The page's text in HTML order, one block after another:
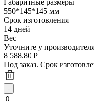
Габаритные размеры
550*145*145 мм
Срок изготовления
14 дней.
Вес
Уточните у производителя
8 588.80 Р
Под заказ. Срок